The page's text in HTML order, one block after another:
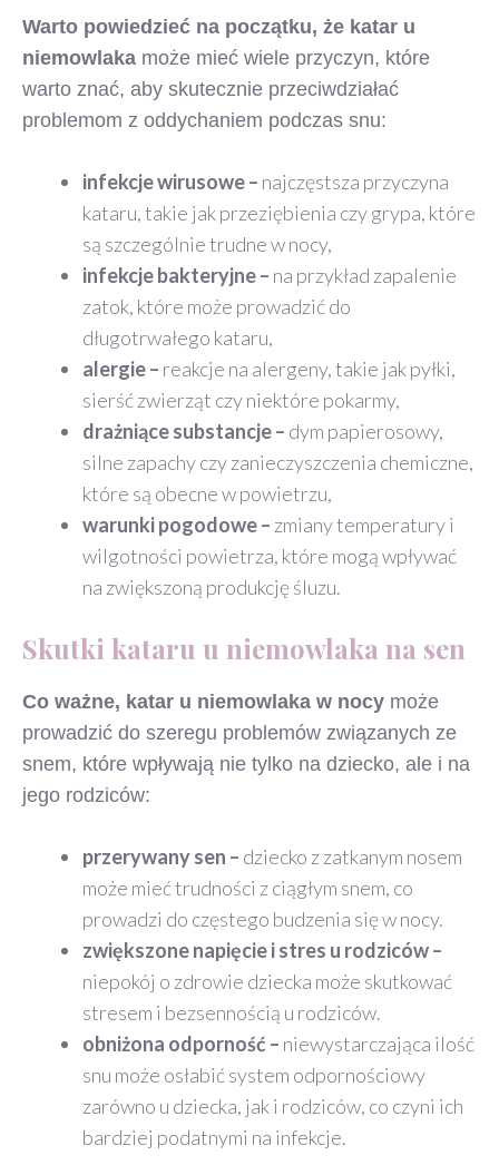
Warto powiedzieć na początku, że katar u
niemowlaka może mieć wiele przyczyn, które
warto znać, aby skutecznie przeciwdziałać
problemom z oddychaniem podczas snu:
infekcje wirusowe – najczęstsza przyczyna
kataru, takie jak przeziębienia czy grypa, które
są szczególnie trudne w nocy,
infekcje bakteryjne – na przykład zapalenie
zatok, które może prowadzić do
długotrwałego kataru,
alergie – reakcje na alergeny, takie jak pyłki,
sierść zwierząt czy niektóre pokarmy,
drażniące substancje – dym papierosowy,
silne zapachy czy zanieczyszczenia chemiczne,
które są obecne w powietrzu,
warunki pogodowe – zmiany temperatury i
wilgotności powietrza, które mogą wpływać
na zwiększoną produkcję śluzu.
Skutki kataru u niemowlaka na sen
Co ważne, katar u niemowlaka w nocy może
prowadzić do szeregu problemów związanych ze
snem, które wpływają nie tylko na dziecko, ale i na
jego rodziców:
przerywany sen – dziecko z zatkanym nosem
może mieć trudności z ciągłym snem, co
prowadzi do częstego budzenia się w nocy.
zwiększone napięcie i stres u rodziców –
niepokój o zdrowie dziecka może skutkować
stresem i bezsennością u rodziców.
obniżona odporność – niewystarczająca ilość
snu może osłabić system odpornościowy
zarówno u dziecka, jak i rodziców, co czyni ich
bardziej podatnymi na infekcje.